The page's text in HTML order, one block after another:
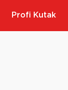
Profi Kutak